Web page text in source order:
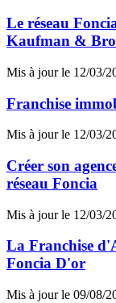
Le réseau
Kaufman &
Mis à jour le 12/03/
Franchise
Mis à jour le 12/03/
Créer son
réseau Foncia
Mis à jour le 12/03/
La Franchise
Foncia D'or
Mis à jour le 09/08/